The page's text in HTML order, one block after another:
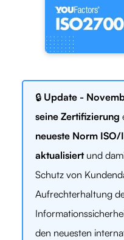
🔒 Update -
seine Zertifizierung
neueste Norm
aktualisiertund
Schutz von
Aufrechterhaltung
den neuesten